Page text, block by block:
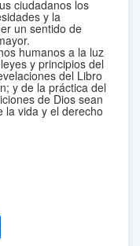
ciudadanos los
y la
un sentido de
humanos a la luz
y principios del
del Libro
y de la práctica del
de Dios sean
la vida y el derecho